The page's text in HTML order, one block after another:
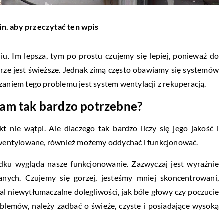
aby przeczytać ten wpis
Im lepsza, tym po prostu czujemy się lepiej, ponieważ do
jest świeższe. Jednak zimą często obawiamy się systemów
tego problemu jest system wentylacji z rekuperacją.
tak bardzo potrzebne?
nie wątpi. Ale dlaczego tak bardzo liczy się jego jakość i
również możemy oddychać i funkcjonować.
wygląda nasze funkcjonowanie. Zazwyczaj jest wyraźnie
Czujemy się gorzej, jesteśmy mniej skoncentrowani,
niewytłumaczalne dolegliwości, jak bóle głowy czy poczucie
należy zadbać o świeże, czyste i posiadające wysoką